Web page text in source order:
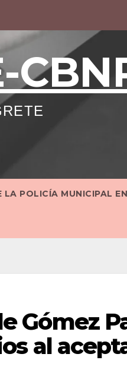
POLICÍA MUNICIPAL
Gómez
al